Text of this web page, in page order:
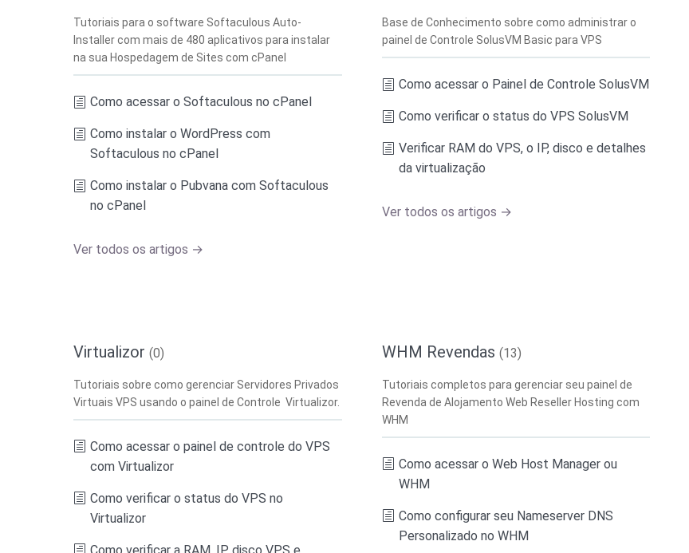
Tutoriais para o software Softaculous Auto-
Installer com mais de 480 aplicativos para instalar
na sua Hospedagem de Sites com cPanel
Como acessar o Softaculous no cPanel
Como instalar o WordPress com
Softaculous no cPanel
Como instalar o Pubvana com Softaculous
no cPanel
Ver todos os artigos →
Base de Conhecimento sobre como administrar o
painel de Controle SolusVM Basic para VPS
Como acessar o Painel de Controle SolusVM
Como verificar o status do VPS SolusVM
Verificar RAM do VPS, o IP, disco e detalhes
da virtualização
Ver todos os artigos →
Virtualizor (0)
Tutoriais sobre como gerenciar Servidores Privados
Virtuais VPS usando o painel de Controle Virtualizor.
Como acessar o painel de controle do VPS
com Virtualizor
Como verificar o status do VPS no
Virtualizor
Como verificar a RAM, IP, disco VPS e
WHM Revendas (13)
Tutoriais completos para gerenciar seu painel de
Revenda de Alojamento Web Reseller Hosting com
WHM
Como acessar o Web Host Manager ou
WHM
Como configurar seu Nameserver DNS
Personalizado no WHM